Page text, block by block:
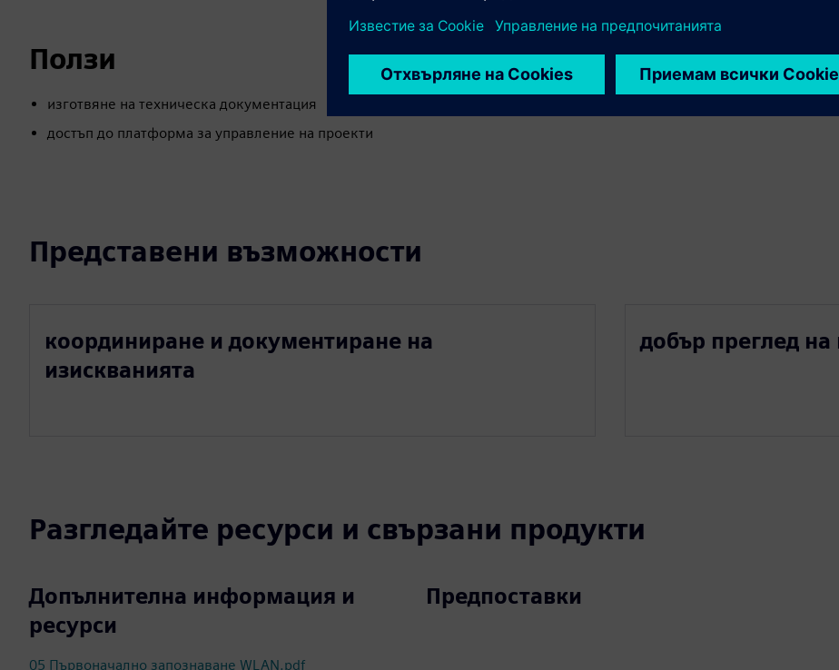
Ползи
изготвяне на техническа документация
достъп до платформа за управление на проекти
Представени възможности
координиране и документиране на
изискванията
добър преглед
Разгледайте ресурси и свързани продукти
Допълнителна информация и
ресурси
05 Първоначално запознаване WLAN.pdf
Предпоставки